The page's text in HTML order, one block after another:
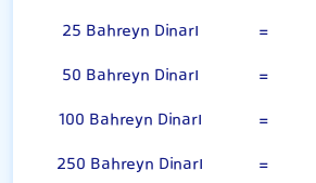
25 Bahreyn Dinarı
=
50 Bahreyn Dinarı
=
100 Bahreyn Dinarı
=
250 Bahreyn Dinarı
=